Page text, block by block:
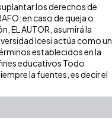
los derechos de
en caso de queja o
EL AUTOR, asumirá la
Icesi actúa como un
establecidos en la
educativos Todo
la fuentes, es decir el